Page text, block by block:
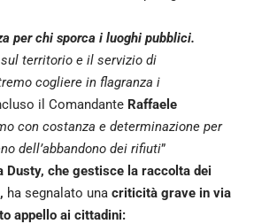
per chi sporca i luoghi pubblici.
territorio e il servizio di
cogliere in flagranza i
il Comandante Raffaele
con costanza e determinazione per
dell’abbandono dei rifiuti”
Dusty, che gestisce la raccolta dei
ha segnalato una criticità grave in via
appello ai cittadini: